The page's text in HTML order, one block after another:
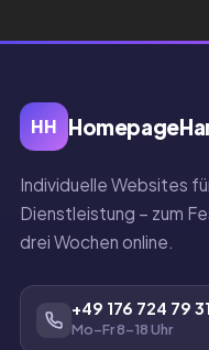
HH
Individuelle Websites
Dienstleistung – zum
drei Wochen online.
+49 176 724 79
Mo–Fr 8–18 Uhr